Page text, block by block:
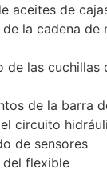
aceites de
la cadena de
de las cuchillas
de la barra
circuito
de sensores
del flexible